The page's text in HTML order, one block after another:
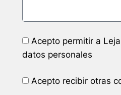
Acepto permitir a
datos personales
Acepto recibir otras